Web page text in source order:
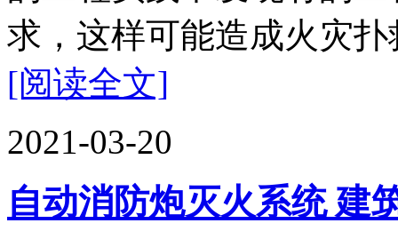
求，这样可能造成火灾
[阅读全文]
2021-03-20
自动消防炮灭火系统 建